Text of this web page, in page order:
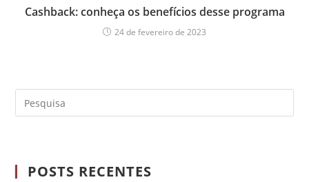
Cashback: conheça os benefícios desse programa
24 de fevereiro de 2023
POSTS RECENTES